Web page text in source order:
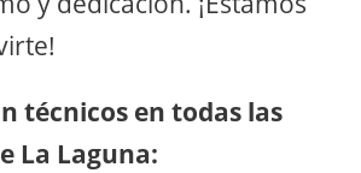
técnicos en todas las
La Laguna: